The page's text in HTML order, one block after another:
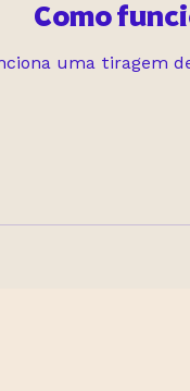
Como
uma tiragem